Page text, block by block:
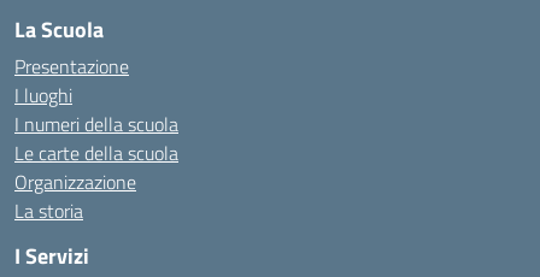
La Scuola
Presentazione
I luoghi
I numeri della scuola
Le carte della scuola
Organizzazione
La storia
I Servizi